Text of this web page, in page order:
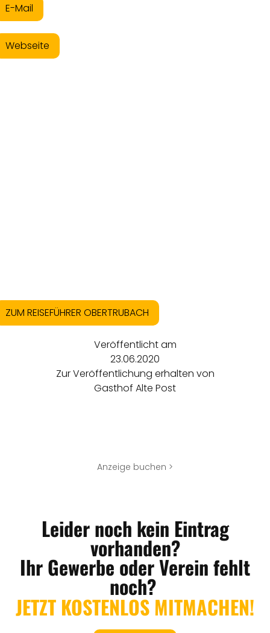
E-Mail
Webseite
ZUM REISEFÜHRER OBERTRUBACH
Veröffentlicht am
23.06.2020
Zur Veröffentlichung erhalten von
Gasthof Alte Post
Anzeige buchen >
Leider noch kein Eintrag
vorhanden?
Ihr Gewerbe oder Verein fehlt
noch?
JETZT KOSTENLOS MITMACHEN!